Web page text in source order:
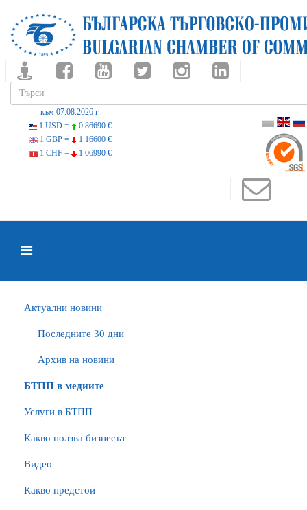
към 07.08.2026 г.
1 USD =
0.86690 €
1 GBP =
1.16600 €
1 CHF =
1.06990 €
Актуални новини
Последните 30 дни
Архив на новини
БTПП в медиите
Услуги в БТПП
Какво ползва бизнесът
Видео
Какво предстои